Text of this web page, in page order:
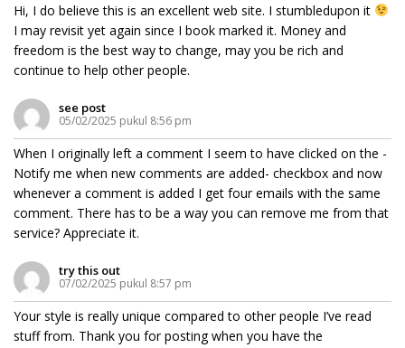
Hi, I do believe this is an excellent web site. I stumbledupon it
I may revisit yet again since I book marked it. Money and
freedom is the best way to change, may you be rich and
continue to help other people.
see post
05/02/2025 pukul 8:56 pm
When I originally left a comment I seem to have clicked on the -
Notify me when new comments are added- checkbox and now
whenever a comment is added I get four emails with the same
comment. There has to be a way you can remove me from that
service? Appreciate it.
try this out
07/02/2025 pukul 8:57 pm
Your style is really unique compared to other people I’ve read
stuff from. Thank you for posting when you have the